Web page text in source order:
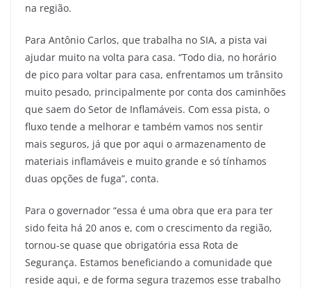
na região.
Para Antônio Carlos, que trabalha no SIA, a pista vai
ajudar muito na volta para casa. “Todo dia, no horário
de pico para voltar para casa, enfrentamos um trânsito
muito pesado, principalmente por conta dos caminhões
que saem do Setor de Inflamáveis. Com essa pista, o
fluxo tende a melhorar e também vamos nos sentir
mais seguros, já que por aqui o armazenamento de
materiais inflamáveis e muito grande e só tínhamos
duas opções de fuga”, conta.
Para o governador “essa é uma obra que era para ter
sido feita há 20 anos e, com o crescimento da região,
tornou-se quase que obrigatória essa Rota de
Segurança. Estamos beneficiando a comunidade que
reside aqui, e de forma segura trazemos esse trabalho